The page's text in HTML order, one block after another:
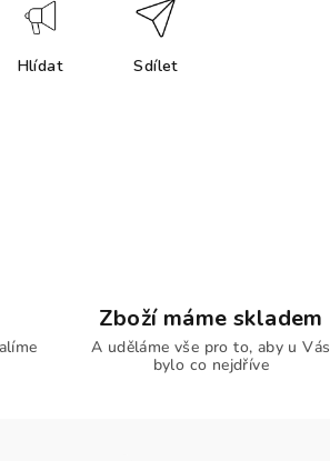
Hlídat Sdílet
Zboží máme skladem
A uděláme vše pro to, aby u Vás
bylo co nejdříve